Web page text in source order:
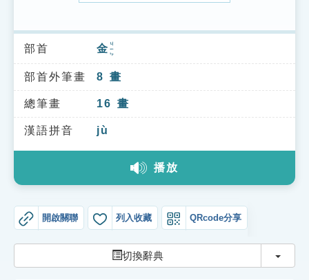
索引選單
知識索引
單字索引
生命大百科索引
教學應用
部首 金 ㄐㄧㄣ
部首外筆畫 8 畫
總筆畫 16 畫
漢語拼音 jù
播放
開啟關聯 列入收藏 QRcode分享
切換辭典 切換